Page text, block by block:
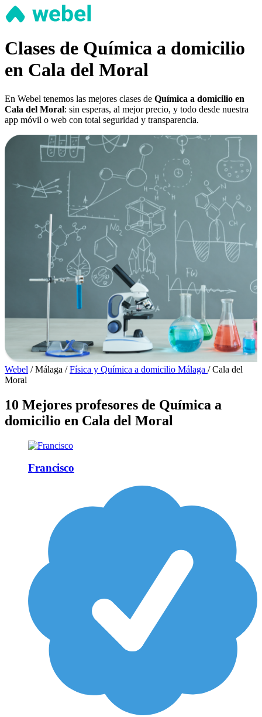
Clases de Química a domicilio
en Cala del Moral
En Webel tenemos las mejores clases de Química a domicilio en
Cala del Moral: sin esperas, al mejor precio, y todo desde nuestra
app móvil o web con total seguridad y transparencia.
Webel / Málaga / Física y Química a domicilio Málaga / Cala del
Moral
10 Mejores profesores de Química a
domicilio en Cala del Moral
Francisco